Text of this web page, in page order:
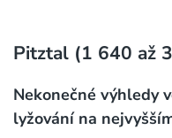
Pitztal (1 640 až
Nekonečné výhledy
lyžování na